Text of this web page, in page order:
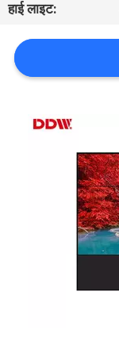
समाचार
एक
CENTER
हाई लाइट: